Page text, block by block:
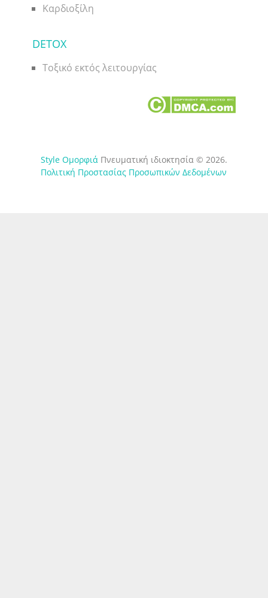
Καρδιοξίλη
DETOX
Τοξικό εκτός λειτουργίας
Style ΟμορφιάΠνευματική ιδιοκτησία © 2026.
Πολιτική Προστασίας Προσωπικών Δεδομένων